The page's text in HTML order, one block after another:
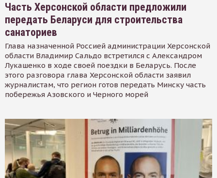
Часть Херсонской области предложили
передать Беларуси для строительства
санаториев
Глава назначенной Россией администрации Херсонской
области Владимир Сальдо встретился с Александром
Лукашенко в ходе своей поездки в Беларусь. После
этого разговора глава Херсонской области заявил
журналистам, что регион готов передать Минску часть
побережья Азовского и Черного морей